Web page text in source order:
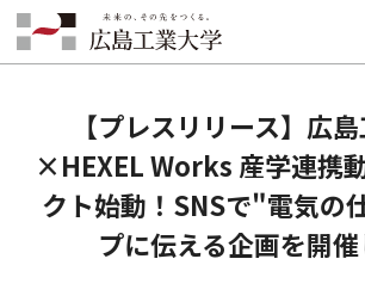
HOME INFORMATION
【プレスリリース】広島工業大学×HEXEL
ェクト始動！SNSで"電気の仕事"をポップに伝え
【プレスリリース】広
×HEXEL Works 産学連携
クト始動！SNSで"電気の
プに伝える企画を開